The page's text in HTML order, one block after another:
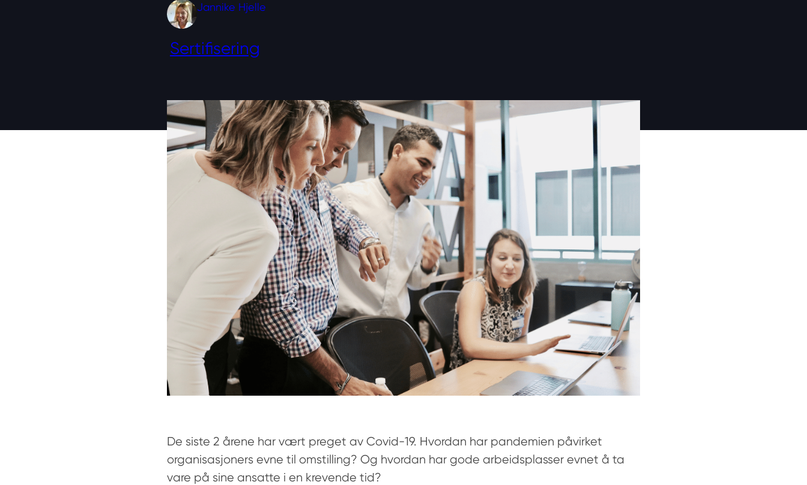
Jannike Hjelle
Sertifisering
De siste 2 årene har vært preget av Covid-19. Hvordan har pandemien påvirket
organisasjoners evne til omstilling? Og hvordan har gode arbeidsplasser evnet å ta
vare på sine ansatte i en krevende tid?